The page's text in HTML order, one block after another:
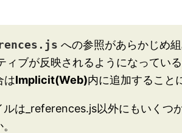
への参照があらかじめ
ィブが反映されるようになってい
はImplicit(Web)内に追加すること
は_references.js以外にもいくつ